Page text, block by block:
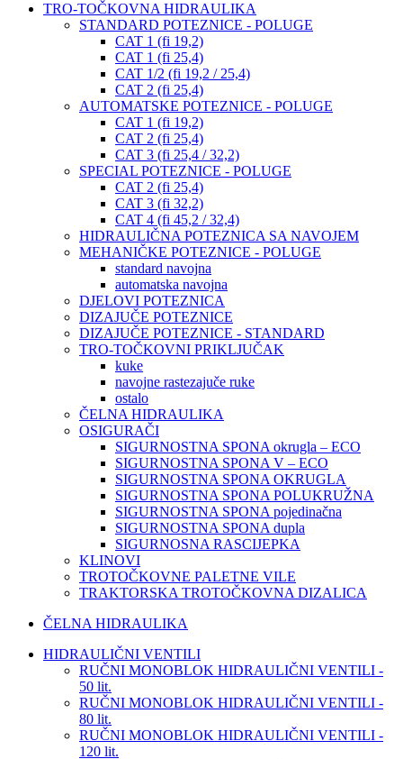
TRO-TOČKOVNA HIDRAULIKA
STANDARD POTEZNICE - POLUGE
CAT 1 (fi 19,2)
CAT 1 (fi 25,4)
CAT 1/2 (fi 19,2 / 25,4)
CAT 2 (fi 25,4)
AUTOMATSKE POTEZNICE - POLUGE
CAT 1 (fi 19,2)
CAT 2 (fi 25,4)
CAT 3 (fi 25,4 / 32,2)
SPECIAL POTEZNICE - POLUGE
CAT 2 (fi 25,4)
CAT 3 (fi 32,2)
CAT 4 (fi 45,2 / 32,4)
HIDRAULIČNA POTEZNICA SA NAVOJEM
MEHANIČKE POTEZNICE - POLUGE
standard navojna
automatska navojna
DJELOVI POTEZNICA
DIZAJUČE POTEZNICE
DIZAJUČE POTEZNICE - STANDARD
TRO-TOČKOVNI PRIKLJUČAK
kuke
navojne rastezajuče ruke
ostalo
ČELNA HIDRAULIKA
OSIGURAČI
SIGURNOSTNA SPONA okrugla – ECO
SIGURNOSTNA SPONA V – ECO
SIGURNOSTNA SPONA OKRUGLA
SIGURNOSTNA SPONA POLUKRUŽNA
SIGURNOSTNA SPONA pojedinačna
SIGURNOSTNA SPONA dupla
SIGURNOSNA RASCIJEPKA
KLINOVI
TROTOČKOVNE PALETNE VILE
TRAKTORSKA TROTOČKOVNA DIZALICA
ČELNA HIDRAULIKA
HIDRAULIČNI VENTILI
RUČNI MONOBLOK HIDRAULIČNI VENTILI -
50 lit.
RUČNI MONOBLOK HIDRAULIČNI VENTILI -
80 lit.
RUČNI MONOBLOK HIDRAULIČNI VENTILI -
120 lit.